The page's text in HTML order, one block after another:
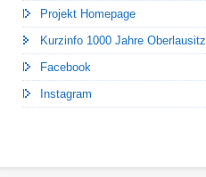
Projekt Homepage
Kurzinfo 1000 Jahre Oberlausitz
Facebook
Instagram